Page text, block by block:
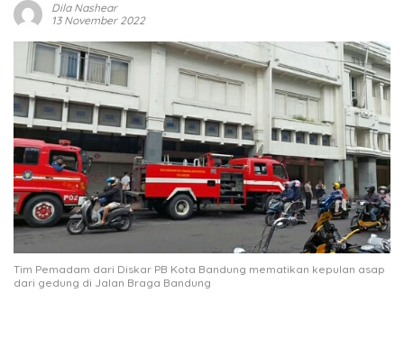
Dila Nashear
13 November 2022
Tim Pemadam dari Diskar PB Kota Bandung mematikan kepulan asap
dari gedung di Jalan Braga Bandung